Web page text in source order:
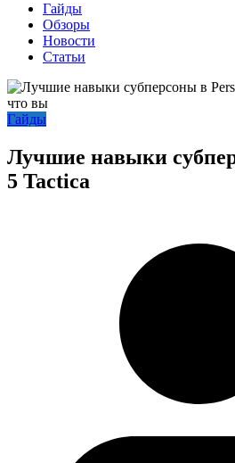
Гайды
Обзоры
Новости
Статьи
Гайды
Лучшие навыки
5 Tactica